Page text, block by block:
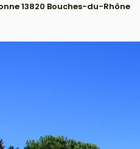
13820 Bouches-du-Rhône